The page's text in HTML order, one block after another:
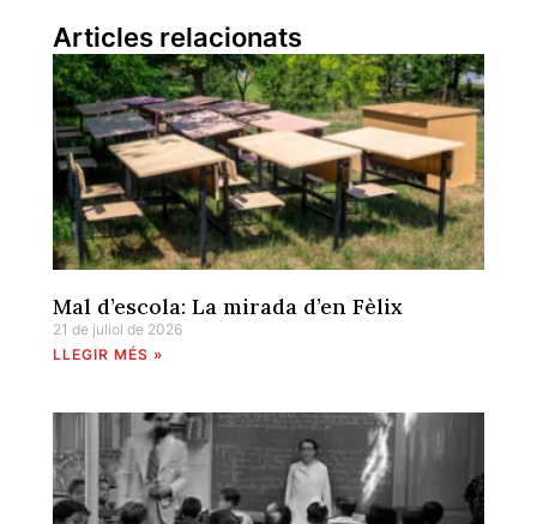
Articles relacionats
Mal d’escola: La mirada d’en Fèlix
21 de juliol de 2026
LLEGIR MÉS »